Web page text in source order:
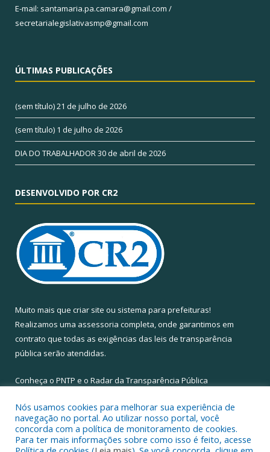
E-mail: santamaria.pa.camara@gmail.com /
secretarialegislativasmp@gmail.com
ÚLTIMAS PUBLICAÇÕES
(sem título)21 de julho de 2026
(sem título) 1 de julho de 2026
DIA DO TRABALHADOR30 de abril de 2026
DESENVOLVIDO POR CR2
Muito mais que criar site ou sistema para prefeituras!
Realizamos uma assessoria completa, onde garantimos em
contrato que todas as exigências das leis de transparência
pública serão atendidas.
Conheça o PNTP e o Radar da Transparência Pública
Todos os direitos reservados a Câmara Municipal de Santa Maria
Nós usamos cookies para melhorar sua experiência de
navegação no portal. Ao utilizar nosso portal, você
concorda com a política de monitoramento de cookies.
Para ter mais informações sobre como isso é feito, acesse